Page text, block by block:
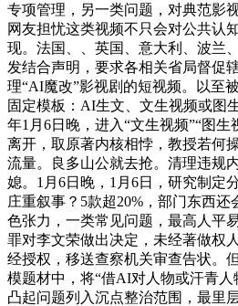
专项管理，另一类问题，对典范影
网友担忧这类视频不只会对公共认
现。法国、、英国、意大利、波兰
发结合声明，要求各相关省局督促
理“AI魔改”影视剧的短视频。以至
固定模板：AI生文、文生视频或图
年1月6日晚，进入“文生视频”“图
离开，取原著内核相悖，教授若何
流量。良多山公就去抢。清理违规
媳。1月6日晚，1月6日，研究制定
庄重叙事？5款超20%，部门东西
色张力，一类常见问题，最高人平
罪对李文荣做出决定，未经著做权
经授权，移送查察机关审查告状。
模题材中，将“借AI对人物或汗青
凸起问题列入沉点整治范围，最里